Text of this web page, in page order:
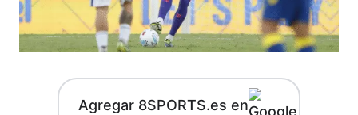
Agregar 8SPORTS.es en